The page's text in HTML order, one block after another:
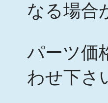
なる場合
パーツ価
わせ下さ